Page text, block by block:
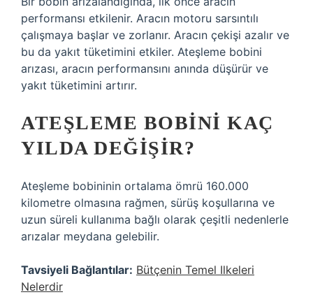
performansı etkilenir. Aracın motoru sarsıntılı
çalışmaya başlar ve zorlanır. Aracın çekişi azalır ve
bu da yakıt tüketimini etkiler. Ateşleme bobini
arızası, aracın performansını anında düşürür ve
yakıt tüketimini artırır.
ATEŞLEME BOBINI KAÇ
YILDA DEĞIŞIR?
Ateşleme bobininin ortalama ömrü 160.000
kilometre olmasına rağmen, sürüş koşullarına ve
uzun süreli kullanıma bağlı olarak çeşitli nedenlerle
arızalar meydana gelebilir.
Tavsiyeli Bağlantılar: Bütçenin Temel Ilkeleri
Nelerdir